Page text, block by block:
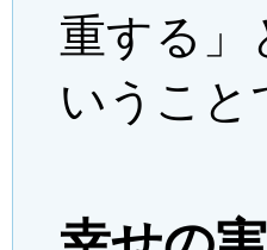
重する」
いうこと